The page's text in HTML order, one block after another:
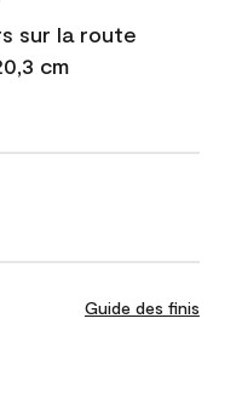
sur la route
cm
Guide des finis